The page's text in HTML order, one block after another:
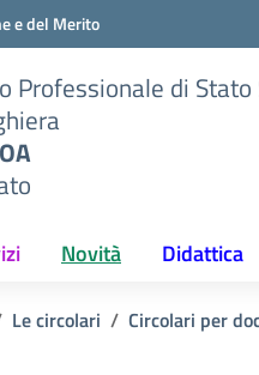
e del Merito
Professionale di
Novità Didattica
Le circolari Circolari per